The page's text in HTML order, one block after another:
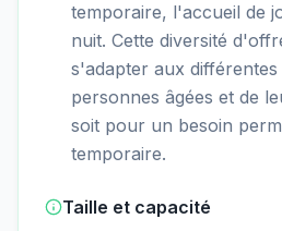
temporaire, l'accueil de
nuit. Cette diversité
s'adapter aux différentes
personnes âgées et de
soit pour un besoin
temporaire.
Taille et capacité